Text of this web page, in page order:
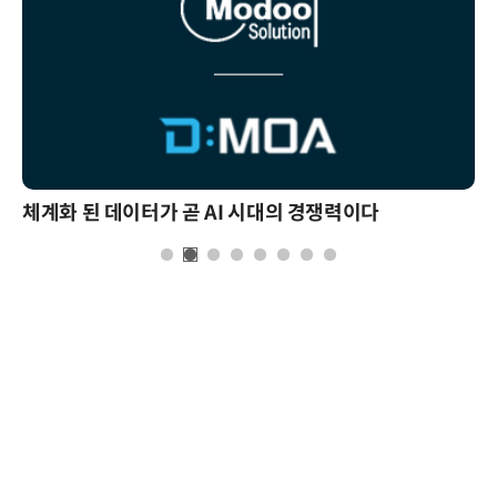
체계화 된 데이터가 곧 AI 시대의 경쟁력이다